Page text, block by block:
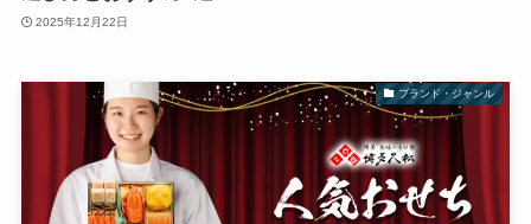
2025年12月22日
ブランド・ジャンル